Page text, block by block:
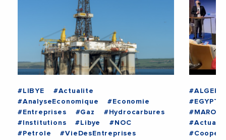
#LIBYE
#Actualite
#AnalyseEconomique
#Economie
#Entreprises
#Gaz
#Hydrocarbures
#Institutions
#Libye
#NOC
#Petrole
#VieDesEntreprises
#ALGERIE
#EGYPTE
#MAROC